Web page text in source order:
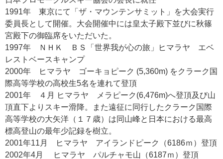
1991年 東京にて「ザ・マウンテンサミット」を大会実行
委員長として開催。大会開催中には皇太子殿下並びに秋篠
宮殿下の御臨席をいただいた。
1997年 ＮＨＫ ＢＳ「世界我が心の旅」ヒマラヤ エベ
レストベースキャンプ
2000年 ヒマラヤ ゴーキョピーク (5,360m) をクラーク国
際高等学校の高校生5名を連れて登頂
2001年 ４月 ヒマラヤ メラピーク(6,476m)へ登頂及び山
頂直下よりスキー滑降。また遠征に同行したクラーク国際
高等学校の大矢洋（１７歳）は同山峰と日本における最高
標高登山の最年少記録を樹立。
2001年11月 ヒマラヤ アイランドピーク（6186ｍ）登頂
2002年4月 ヒマラヤ パルチャモ山（6187ｍ）登頂